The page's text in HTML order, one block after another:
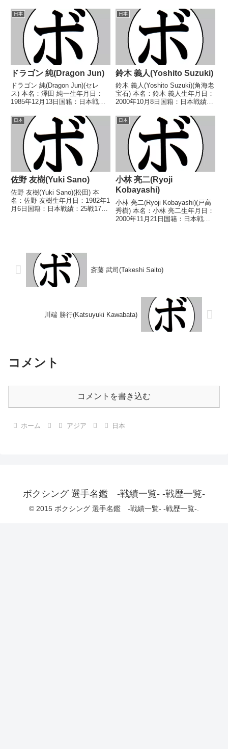
ル】なし 【戦歴】■2022年度西
日本ミニマム級新人王準々決勝
2022/04/24 ●4R...
○4R判定 (採点不明) 宗像 幸治
(カワ...
日本
ドラゴン 純(Dragon Jun)
ドラゴン 純(Dragon Jun)(セレ
ス) 本名：澤田 純一生年月日：
1985年12月13日国籍：日本戦
イトル】なし 【戦歴】
2005/07/25 ○4RTKO 角崎 裕
弥(鎌ヶ谷)2006/06...
日本
鈴木 義人(Yoshito Suzuki)
鈴木 義人(Yoshito Suzuki)(角海老
宝石) 本名：鈴木 義人生年月日：
2000年10月8日国籍：日本戦績：
し 【戦歴】2024/04/30
●4RTKO 瀬筒 陸斗
(M.T)2024/09/25 ●...
日本
佐野 友樹(Yuki Sano)
佐野 友樹(Yuki Sano)(松田) 本
名：佐野 友樹生年月日：1982年1
月6日国籍：日本戦績：25戦17勝
日本
小林 亮二(Ryoji
Kobayashi)
小林 亮二(Ryoji Kobayashi)(戸高
秀樹) 本名：小林 亮二生年月日：
2000年11月21日国籍：日本戦
斎藤 武司(Takeshi Saito)
川端 勝行(Katsuyuki Kawabata)
コメント
コメントを書き込む
ホーム アジア 日本
ボクシング 選手名鑑 -戦績一覧- -戦歴一覧-
© 2015 ボクシング 選手名鑑 -戦績一覧- -戦歴一覧-.